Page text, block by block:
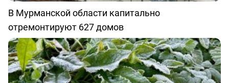
В Мурманской области капитально
отремонтируют 627 домов